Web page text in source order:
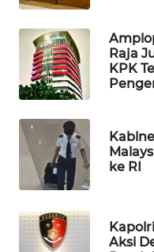
Raja
KPK
ke RI
Aksi
PLN
WATCH
MKLI
LKKI
PORTAL